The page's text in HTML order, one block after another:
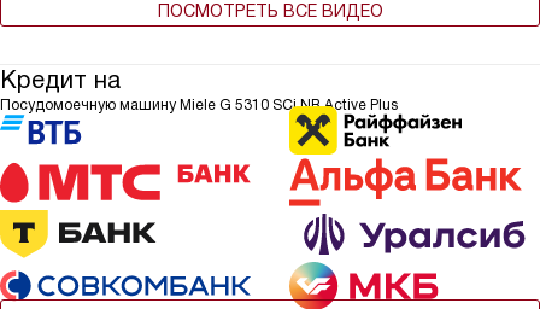
ПОСМОТРЕТЬ ВСЕ ВИДЕО
Кредит на
Посудомоечную машину Miele G 5310 SCi NR Active Plus